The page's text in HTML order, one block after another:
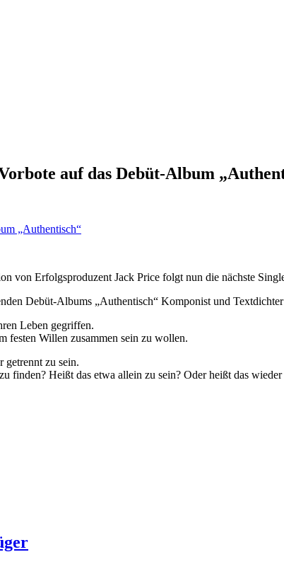
auf das Debüt-Album
von Erfolgsproduzent Jack Price folgt nun die nächste
Debüt-Albums „Authentisch“ Komponist und
Leben gegriffen.
festen Willen zusammen sein zu wollen.
getrennt zu sein.
finden? Heißt das etwa allein zu sein? Oder heißt das